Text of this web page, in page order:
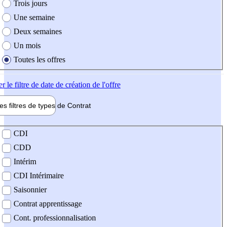
Trois jours
Une semaine
Deux semaines
Un mois
Toutes les offres
le filtre de date de création de l'offre
filtres de types de Contrat
contrat
CDI
CDD
Intérim
CDI Intérimaire
Saisonnier
Contrat apprentissage
Cont. professionnalisation